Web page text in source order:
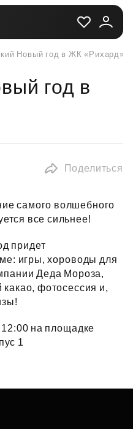
Новый год в ЖК «Рихард»
год в
Поделиться
самого волшебного
все сильнее!
придет
игры, хороводы для
Деда Мороза,
фотосессия и,
на площадке
1